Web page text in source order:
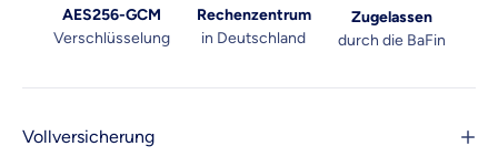
AES256-GCM
Verschlüsselung
Rechenzentrum
in Deutschland
Zugelassen
durch die BaFin
Vollversicherung